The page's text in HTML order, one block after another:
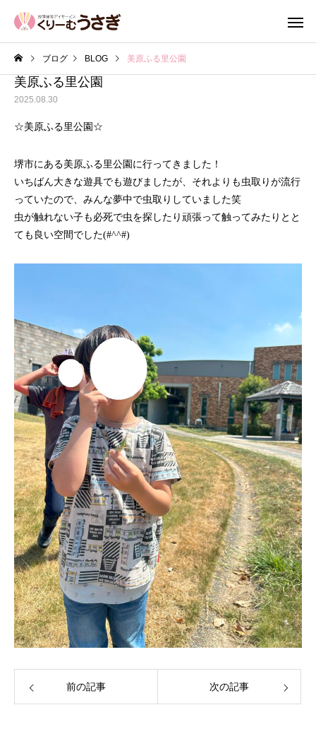
ブログ BLOG 美原ふる里公園
美原ふる里公園
2025.08.30
☆美原ふる里公園☆
堺市にある美原ふる里公園に行ってきました！
いちばん大きな遊具でも遊びましたが、それよりも虫取りが流行
っていたので、みんな夢中で虫取りしていました笑
虫が触れない子も必死で虫を探したり頑張って触ってみたりとと
ても良い空間でした(#^^#)
前の記事 次の記事